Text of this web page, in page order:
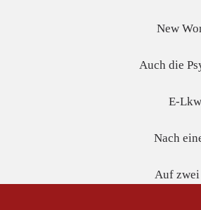
New
Auch die
E-
Nach
Auf zwei